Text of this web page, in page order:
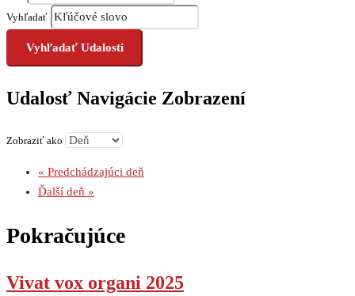
Vyhľadať
Udalosť Navigácie Zobrazení
Zobraziť ako
« Predchádzajúci deň
Ďalší deň »
Pokračujúce
Vivat vox organi 2025